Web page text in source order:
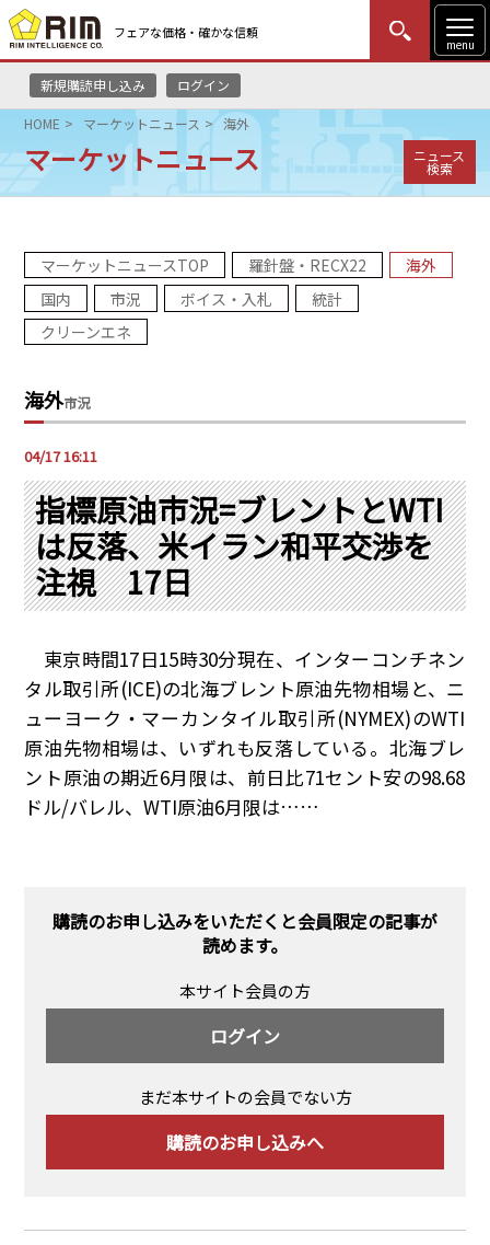
フェアな価格・確かな信頼
menu
新規購読申し込み ログイン
MENU
はじめての方
HOME
リムレポート
メソドロジー
コンサルティング
PRA原則
Q & A
会社概要
お問い合わせ
年間休刊日
サイトマップ
採用情報
English Website
瑞姆亜太能源諮問(北京)
Rim Energy Media(韓国語)
HOME マーケットニュース 海外
マーケットニュース ニュース
検索
マーケットニュースTOP 羅針盤・RECX22
海外
国内
市況 ボイス・入札
統計
クリーンエネ
海外市況
04/17 16:11
指標原油市況=ブレントとWTI
は反落、米イラン和平交渉を
注視 17日
東京時間17日15時30分現在、インターコンチネン
タル取引所(ICE)の北海ブレント原油先物相場と、ニ
ューヨーク・マーカンタイル取引所(NYMEX)のWTI
原油先物相場は、いずれも反落している。北海ブレ
ント原油の期近6月限は、前日比71セント安の98.68
ドル/バレル、WTI原油6月限は……
購読のお申し込みをいただくと会員限定の記事が
読めます。
本サイト会員の方
ログイン
まだ本サイトの会員でない方
購読のお申し込みへ